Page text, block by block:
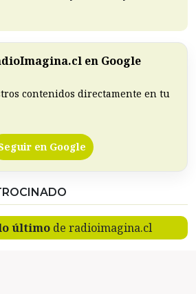
en Google
contenidos directamente en tu
en Google
últimode radioimagina.cl